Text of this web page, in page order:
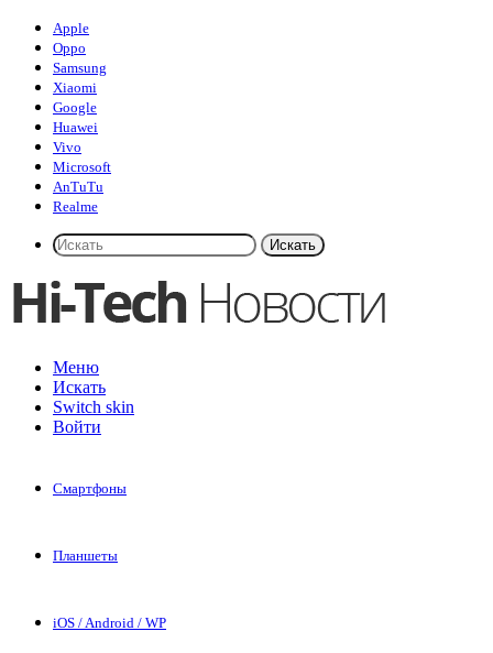
Apple
Oppo
Samsung
Xiaomi
Google
Huawei
Vivo
Microsoft
AnTuTu
Realme
Искать
Меню
Искать
Switch skin
Войти
Смартфоны
Планшеты
iOS / Android / WP